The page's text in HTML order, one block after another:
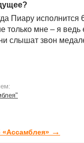
Пиару исполнится
только мне – я
слышат звон
«Ассамблея» →